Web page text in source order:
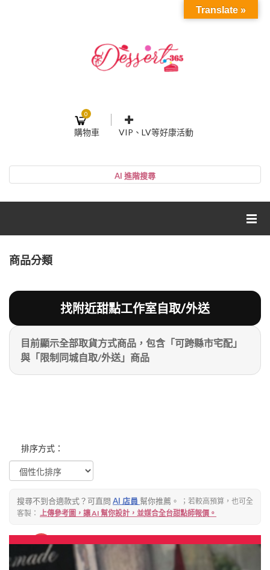
0
購物車 VIP、LV等好康活動
帳號
記住我
忘記密碼 註冊
商品分類
找附近甜點工作室自取/外送
目前顯示全部取貨方式商品，包含「可跨縣市宅配」
與「限制同城自取/外送」商品
排序方式：
搜尋不到合適款式？可直問 AI 店員 幫你推薦。
；若較高預算，也可全
客製： 上傳參考圖，讓 AI 幫你設計，並媒合全台甜點師報價。
1 2 3 4 … 78 79 80
Translate »